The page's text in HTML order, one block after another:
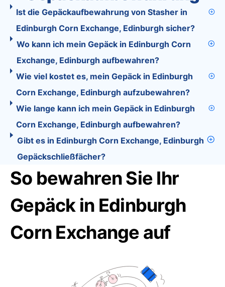
Ist die Gepäckaufbewahrung von Stasher in
Edinburgh Corn Exchange, Edinburgh sicher?
Wo kann ich mein Gepäck in Edinburgh Corn
Exchange, Edinburgh aufbewahren?
Wie viel kostet es, mein Gepäck in Edinburgh
Corn Exchange, Edinburgh aufzubewahren?
Wie lange kann ich mein Gepäck in Edinburgh
Corn Exchange, Edinburgh aufbewahren?
Gibt es in Edinburgh Corn Exchange, Edinburgh
Gepäckschließfächer?
So bewahren Sie Ihr
Gepäck in Edinburgh
Corn Exchange auf